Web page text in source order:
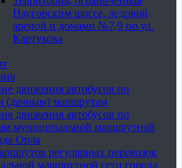
Наугорским шоссе, ледовой
ареной и домами №7,9 по ул.
Картукова
движения автобусов по
(дачным) маршрутам
движения автобусов по
муниципальной маршрутной
Орла
регулярных перевозок
маршрутной сети города